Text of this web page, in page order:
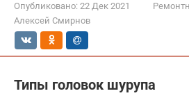
Опубликовано: 22 Дек 2021
Алексей Смирнов
Типы головок шурупа